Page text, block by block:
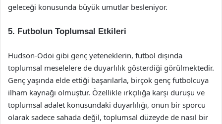
geleceği konusunda büyük umutlar besleniyor.
5. Futbolun Toplumsal Etkileri
Hudson-Odoi gibi genç yeteneklerin, futbol dışında
toplumsal meselelere de duyarlılık gösterdiği görülmektedir.
Genç yaşında elde ettiği başarılarla, birçok genç futbolcuya
ilham kaynağı olmuştur. Özellikle ırkçılığa karşı duruşu ve
toplumsal adalet konusundaki duyarlılığı, onun bir sporcu
olarak sadece sahada değil, toplumsal düzeyde de nasıl bir